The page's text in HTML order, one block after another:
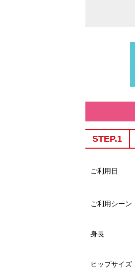
STEP.1
ご利用日
ご利用シーン
身長
ヒップサイズ